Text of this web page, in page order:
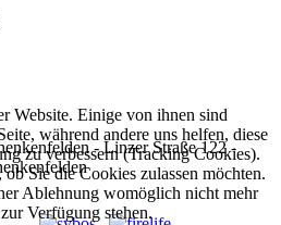
- Linzer Straße 122 -
Website. Einige von ihnen sind
während andere uns helfen, diese
zu verbessern (Tracking Cookies).
Sie die Cookies zulassen möchten.
Ablehnung womöglich nicht mehr
Verfügung stehen.